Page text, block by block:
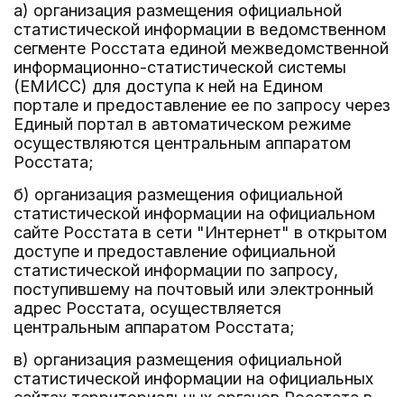
а) организация размещения официальной
статистической информации в ведомственном
сегменте Росстата единой межведомственной
информационно-статистической системы
(ЕМИСС) для доступа к ней на Едином
портале и предоставление ее по запросу через
Единый портал в автоматическом режиме
осуществляются центральным аппаратом
Росстата;
б) организация размещения официальной
статистической информации на официальном
сайте Росстата в сети "Интернет" в открытом
доступе и предоставление официальной
статистической информации по запросу,
поступившему на почтовый или электронный
адрес Росстата, осуществляется
центральным аппаратом Росстата;
в) организация размещения официальной
статистической информации на официальных